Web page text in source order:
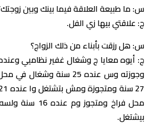
س: ما طبيعة العلاقة فيما بينك وبين
ج: علاقتي بيها زي الفل.
س: هل رزقت بأبناء من ذلك الزواج؟
وجوزته وس عنده 25 سنة
محل فراخ ومتجوز
بيشتغل.